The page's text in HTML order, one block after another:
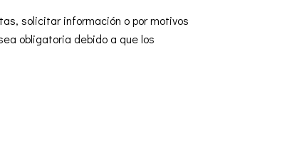
solicitar información o por motivos
obligatoria debido a que los